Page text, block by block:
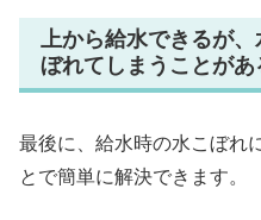
上から給水できるが
ぼれてしまうことがあ
最後に、給水時の水こぼれ
とで簡単に解決できます。